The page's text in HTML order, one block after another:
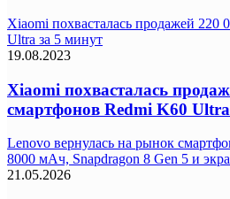
Xiaomi похвасталась продажей 220
Ultra за 5 минут
19.08.2023
Xiaomi похвасталась
смартфонов Redmi K60
Lenovo вернулась на рынок
8000 мАч, Snapdragon 8 Gen 5 и
21.05.2026